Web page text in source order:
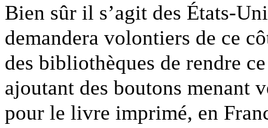
Bien sûr il s’agit des États-
demandera volontiers de ce
des bibliothèques de rendre
ajoutant des boutons menant
pour le livre imprimé, en